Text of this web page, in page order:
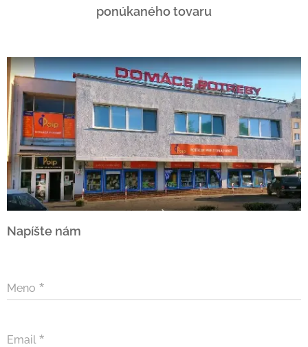
ponúkaného tovaru
Napíšte nám
Meno
Email